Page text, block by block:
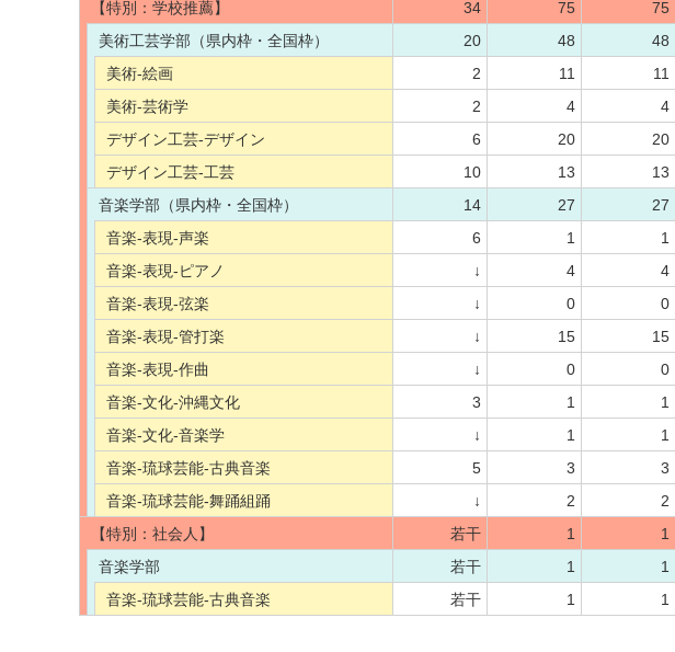
【特別：学校推薦】
34 75 75
美術工芸学部（県内枠・全国枠）
20 48 48
美術-絵画
2 11 11
美術-芸術学
2 4 4
デザイン工芸-デザイン
6 20 20
デザイン工芸-工芸
10 13 13
音楽学部（県内枠・全国枠）
14 27 27
音楽-表現-声楽
6 1 1
音楽-表現-ピアノ
↓ 4 4
音楽-表現-弦楽
↓ 0 0
音楽-表現-管打楽
↓ 15 15
音楽-表現-作曲
↓ 0 0
音楽-文化-沖縄文化
3 1 1
音楽-文化-音楽学
↓ 1 1
音楽-琉球芸能-古典音楽
5 3 3
音楽-琉球芸能-舞踊組踊
↓ 2 2
【特別：社会人】
若干 1 1
音楽学部
若干 1 1
音楽-琉球芸能-古典音楽
若干 1 1